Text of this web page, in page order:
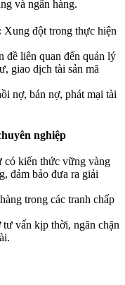
và ngân hàng.
Xung đột trong thực hiện
đề liên quan đến quản lý
giao dịch tài sản mã
nợ, bán nợ, phát mại tài
nghiệp
có kiến thức vững vàng
đảm bảo đưa ra giải
trong các tranh chấp
tư vấn kịp thời, ngăn chặn